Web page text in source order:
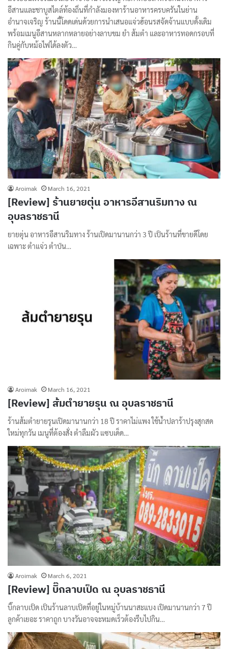
อีสานและชาบูสไตล์ท้องถิ่นที่กำลังมองหาร้านอาหารครบครันในย่าน
อำนาจเจริญ ร้านนี้โดดเด่นด้วยการนำเสนอแจ่วฮ้อนรสจัดจ้านแบบดั้งเดิม
พร้อมเมนูอีสานหลากหลายอย่างลาบขม ยำ ส้มตำ และอาหารทอดกรอบที่
กินคู่กับหม้อไฟได้ลงตัว…
Aroimak March 16, 2021
[Review] ร้านยายตุ่น อาหารอีสานริมทาง ณ
อุบลราชธานี
ยายตุ่น อาหารอีสานริมทาง ร้านเปิดมานานกว่า 3 ปี เป็นร้านที่ขายดีโดย
เฉพาะ ตำแจ่ว ตำป่น…
Aroimak March 16, 2021
[Review] ส้มตำยายรุน ณ อุบลราชธานี
ร้านส้มตำยายรุนเปิดมานานกว่า 18 ปี ราคาไม่แพง ใช้น้ำปลาร้าปรุงสุกสด
ใหม่ทุกวัน เมนูที่ต้องสั่ง ตำลืมผัว แซบเด็ด…
Aroimak March 6, 2021
[Review] บิ๊กลาบเป็ด ณ อุบลราชธานี
บิ๊กลาบเป็ด เป็นร้านลาบเป็ดที่อยู่ในหมู่บ้านนาสะแบง เปิดมานานกว่า 7 ปี
ลูกค้าเยอะ ราคาถูก บางวันอาจจะหมดเร็วต้องรีบไปกิน…